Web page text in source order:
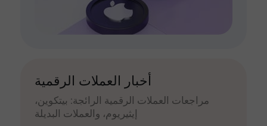
أخبار العملات الرقمية
مراجعات العملات الرقمية الرائجة: بيتكوين،
إيثيريوم، والعملات البديلة